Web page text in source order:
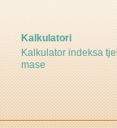
Kalkulatori
Kalkulator indeksa
mase